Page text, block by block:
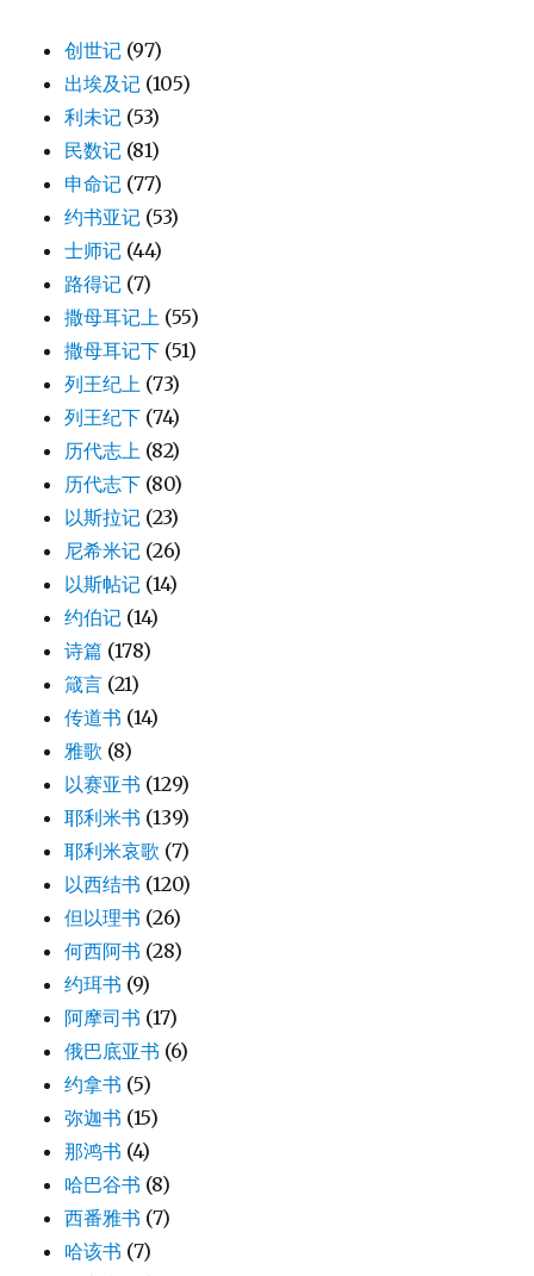
创世记 (97)
出埃及记 (105)
利未记 (53)
民数记 (81)
申命记 (77)
约书亚记 (53)
士师记 (44)
路得记 (7)
撒母耳记上 (55)
撒母耳记下 (51)
列王纪上 (73)
列王纪下 (74)
历代志上 (82)
历代志下 (80)
以斯拉记 (23)
尼希米记 (26)
以斯帖记 (14)
约伯记 (14)
诗篇 (178)
箴言 (21)
传道书 (14)
雅歌 (8)
以赛亚书 (129)
耶利米书 (139)
耶利米哀歌 (7)
以西结书 (120)
但以理书 (26)
何西阿书 (28)
约珥书 (9)
阿摩司书 (17)
俄巴底亚书 (6)
约拿书 (5)
弥迦书 (15)
那鸿书 (4)
哈巴谷书 (8)
西番雅书 (7)
哈该书 (7)